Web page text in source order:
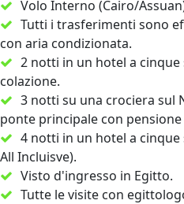
Volo Interno (Cairo/
Tutti i trasferimenti sono
con aria condizionata.
2 notti in un hotel a
colazione.
3 notti su una crociera sul
ponte principale con
4 notti in un hotel a cinque
All Incluisve).
Visto d'ingresso in Egitto.
Tutte le visite con